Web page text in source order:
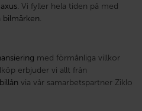
. Vi fyller hela tiden på med
bilmärken.
med förmånliga villkor
erbjuder vi allt från
via vår samarbetspartner Ziklo